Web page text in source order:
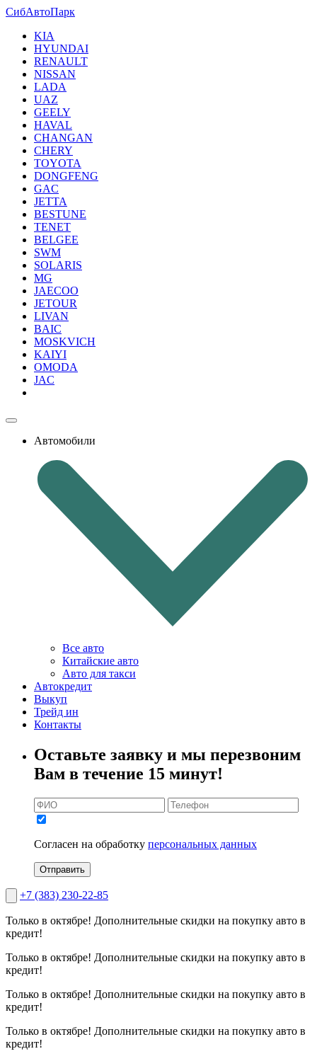
СибАвтоПарк
KIA
HYUNDAI
RENAULT
NISSAN
LADA
UAZ
GEELY
HAVAL
CHANGAN
CHERY
TOYOTA
DONGFENG
GAC
JETTA
BESTUNE
TENET
BELGEE
SWM
SOLARIS
MG
JAECOO
JETOUR
LIVAN
BAIC
MOSKVICH
KAIYI
OMODA
JAC
Автомобили
Все авто
Китайские авто
Авто для такси
Автокредит
Выкуп
Трейд ин
Контакты
Оставьте заявку и мы перезвоним
Вам в течение 15 минут!
Согласен на обработку персональных данных
Отправить
+7 (383) 230-22-85
Только в октябре! Дополнительные скидки на покупку авто в
кредит!
Только в октябре! Дополнительные скидки на покупку авто в
кредит!
Только в октябре! Дополнительные скидки на покупку авто в
кредит!
Только в октябре! Дополнительные скидки на покупку авто в
кредит!